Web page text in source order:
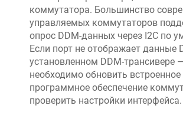
коммутатора. Большинство
управляемых коммутаторов
опрос DDM-данных через I2C по
Если порт не отображает данные
установленном DDM-трансивере
необходимо обновить встроенное
программное обеспечение
проверить настройки интерфейса.